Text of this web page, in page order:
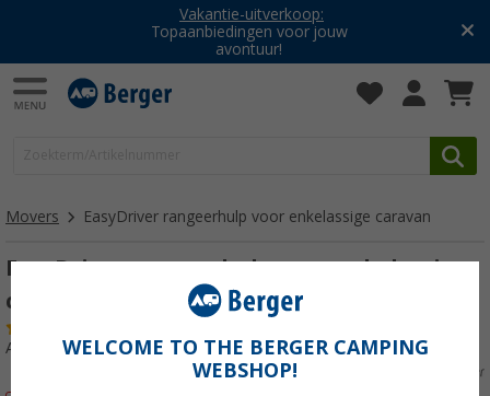
Vakantie-uitverkoop:
Topaanbiedingen voor jouw
avontuur!
Movers EasyDriver rangeerhulp voor enkelassige caravan
EasyDriver rangeerhulp voor enkelassige
caravan
Artikelnr: 344250WELCOME TO THE BERGER CAMPING
WEBSHOP!